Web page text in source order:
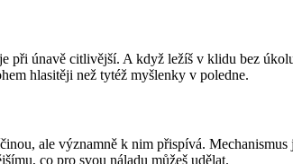
při únavě citlivější. A když ležíš v klidu bez
hlasitěji než tytéž myšlenky v poledne.
ale významně k nim přispívá. Mechanismus
co pro svou náladu můžeš udělat.